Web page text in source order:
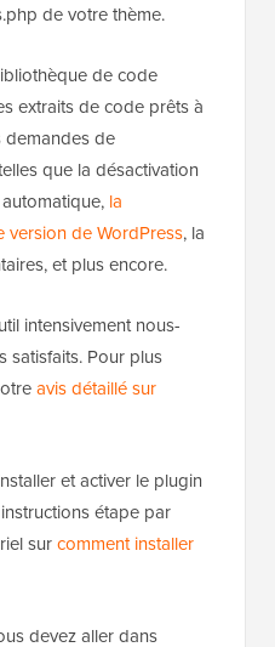
de votre thème.
de code
extraits de code prêts à
demandes de
que la désactivation
la
de WordPress, la
et plus encore.
intensivement nous-
satisfaits. Pour plus
avis détaillé sur
et activer le plugin
étape par
surcomment installer
devez aller dans